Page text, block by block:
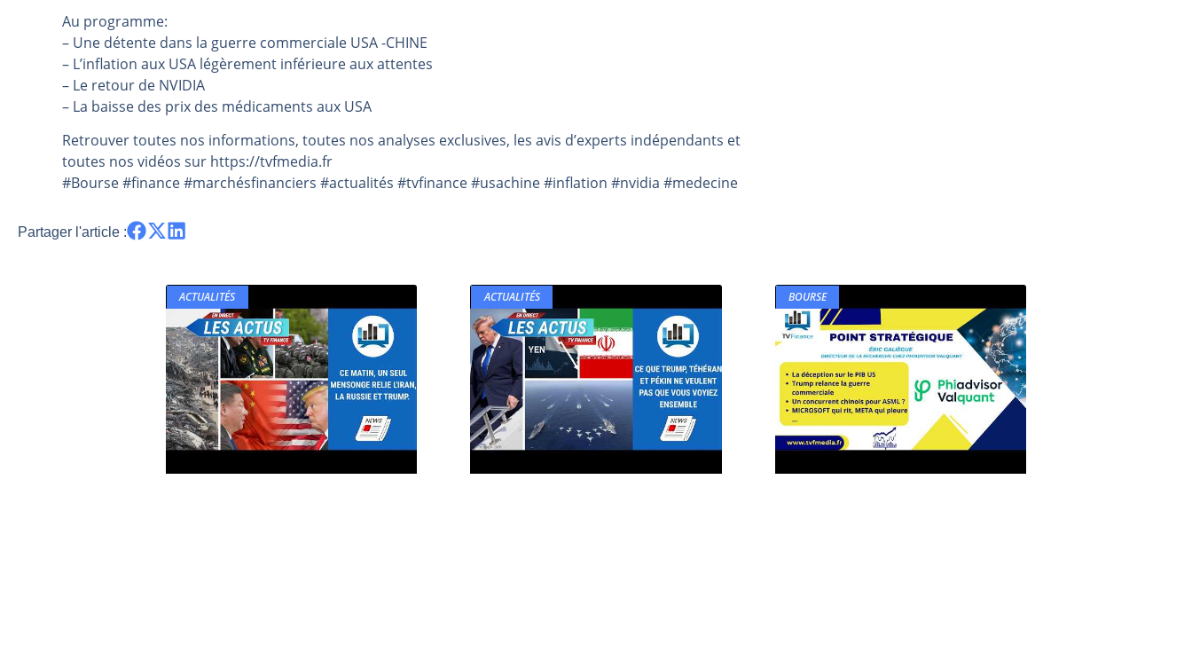
Les investisseurs y croient toujours | Point Stratégique Hebdomadaire – Éric Galiègue
Une inertie haussière qui ralentit | Antoine Quesada – Chrono CAC
Pourquoi le monde entier vacille en même temps cette semaine ? | par Louis-Antoine Michelet
Au programme:
– Une détente dans la guerre commerciale USA -CHINE
– L’inflation aux USA légèrement inférieure aux attentes
– Le retour de NVIDIA
– La baisse des prix des médicaments aux USA
Retrouver toutes nos informations, toutes nos analyses exclusives, les avis d’experts indépendants et
toutes nos vidéos sur https://tvfmedia.fr
#Bourse #finance #marchésfinanciers #actualités #tvfinance #usachine #inflation #nvidia #medecine
Partager l'article :
ACTUALITÉS ACTUALITÉS BOURSE